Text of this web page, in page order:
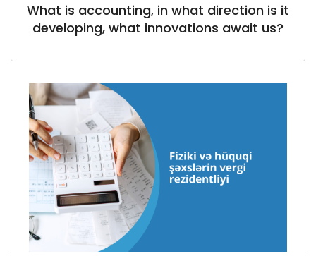
What is accounting, in what direction is it
developing, what innovations await us?